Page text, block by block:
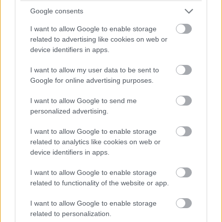
Google consents
I want to allow Google to enable storage
related to advertising like cookies on web or
device identifiers in apps.
I want to allow my user data to be sent to
Google for online advertising purposes.
I want to allow Google to send me
personalized advertising.
I want to allow Google to enable storage
related to analytics like cookies on web or
device identifiers in apps.
I want to allow Google to enable storage
related to functionality of the website or app.
I want to allow Google to enable storage
related to personalization.
„Anya, ha nem lennék itt, nézd meg a régi telefonomon a
garázskamerás videót. Elmentettem, mielőtt ő törölni tudta
A sorokat bámultam.
„Mielőtt ő törölni tudta volna.”
Jeges érzés futott át rajtam. Ryan arca azonnal megjelent
előttem.
Feloldottam a telefont, szerencsére nem volt rajta jelkód.
„Garázskamera, csütörtök, 23:48.”
Reszkető ujjal indítottam el.